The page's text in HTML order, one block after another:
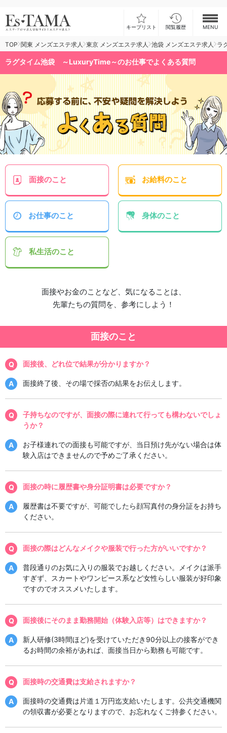
キープリスト 閲覧履歴 MENU
お仕事検索
お仕事ランキング
お仕事体験談
スカウト型求人エスジョブ
メンズエステコラム
ログイン 新規会員登録
TOP 関東 メンズエステ求人 東京 メンズエステ求人 池袋 メンズエステ求人 ラ
ラグタイム池袋 ～LuxuryTime～のお仕事でよくある質問
面接のこと お給料のこと
お仕事のこと 身体のこと
私生活のこと
面接やお金のことなど、気になることは、
先輩たちの質問を、参考にしよう！
面接のこと
面接後、どれ位で結果が分かりますか？
面接終了後、その場で採否の結果をお伝えします。
子持ちなのですが、面接の際に連れて行っても構わないでしょ
うか？
お子様連れでの面接も可能ですが、当日預け先がない場合は体
験入店はできませんので予めご了承ください。
面接の時に履歴書や身分証明書は必要ですか？
履歴書は不要ですが、可能でしたら顔写真付の身分証をお持ち
ください。
面接の際はどんなメイクや服装で行った方がいいですか？
普段通りのお気に入りの服装でお越しください。メイクは派手
すぎず、スカートやワンピース系など女性らしい服装が好印象
ですのでオススメいたします。
面接後にそのまま勤務開始（体験入店等）はできますか？
新人研修(3時間ほど)を受けていただき90分以上の接客ができ
るお時間の余裕があれば、面接当日から勤務も可能です。
面接時の交通費は支給されますか？
面接時の交通費は片道１万円迄支給いたします。公共交通機関
の領収書が必要となりますので、お忘れなくご持参ください。